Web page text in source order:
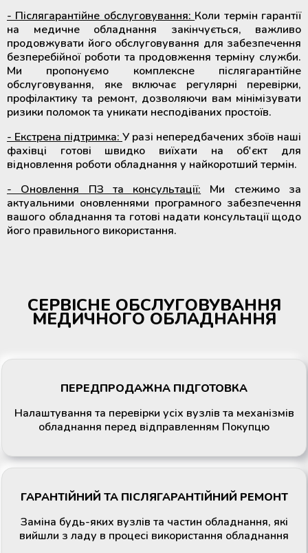
- Післягарантійне обслуговування: Коли термін гарантії
на медичне обладнання закінчується, важливо
продовжувати його обслуговування для забезпечення
безперебійної роботи та продовження терміну служби.
Ми пропонуємо комплексне післягарантійне
обслуговування, яке включає регулярні перевірки,
профілактику та ремонт, дозволяючи вам мінімізувати
ризики поломок та уникати несподіваних простоїв.
- Екстрена підтримка: У разі непередбачених збоїв наші
фахівці готові швидко виїхати на об'єкт для
відновлення роботи обладнання у найкоротший термін.
- Оновлення ПЗ та консультації: Ми стежимо за
актуальними оновленнями програмного забезпечення
вашого обладнання та готові надати консультації щодо
його правильного використання.
СЕРВІСНЕ ОБСЛУГОВУВАННЯ
МЕДИЧНОГО ОБЛАДНАННЯ
ПЕРЕДПРОДАЖНА ПІДГОТОВКА
Налаштування та перевірки усіх вузлів та механізмів
обладнання перед відправленням Покупцю
ГАРАНТІЙНИЙ ТА ПІСЛЯГАРАНТІЙНИЙ РЕМОНТ
Заміна будь-яких вузлів та частин обладнання, які
вийшли з ладу в процесі використання обладнання